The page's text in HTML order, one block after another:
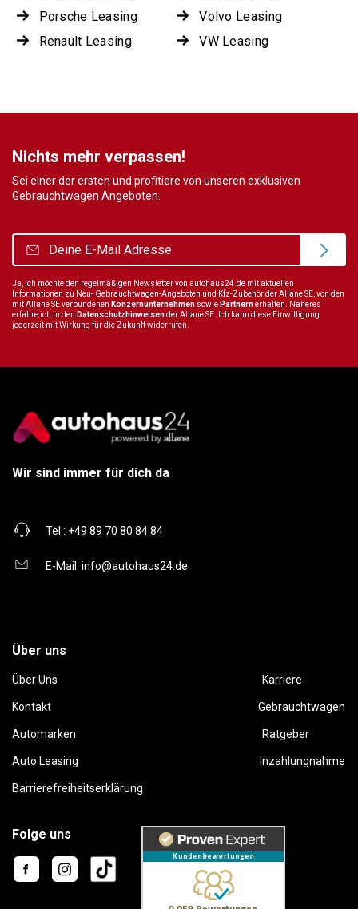
Porsche Leasing
Renault Leasing
Volvo Leasing
VW Leasing
Nichts mehr verpassen!
Sei einer der ersten und profitiere von unseren exklusiven
Gebrauchtwagen Angeboten.
Ja, ich möchte den regelmäßigen Newsletter von autohaus24.de mit aktuellen
Informationen zu Neu- Gebrauchtwagen-Angeboten und Kfz-Zubehör der Allane SE, von den
mit Allane SE verbundenen Konzernunternehmen sowie Partnernerhalten. Näheres
erfahre ich in den Datenschutzhinweisender Allane SE. Ich kann diese Einwilligung
jederzeit mit Wirkung für die Zukunft widerrufen.
Wir sind immer für dich da
Tel.: +49 89 70 80 84 84
E-Mail: info@autohaus24.de
Über uns
Über Uns Karriere
Kontakt Gebrauchtwagen
Automarken Ratgeber
Auto Leasing Inzahlungnahme
Barrierefreiheitserklärung
Folge uns